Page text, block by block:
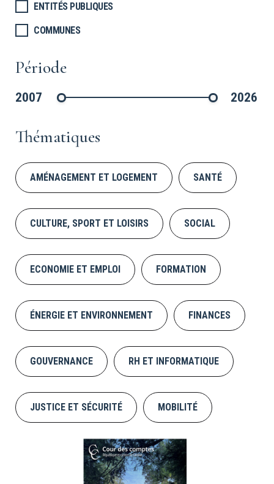
ENTITÉS PUBLIQUES
COMMUNES
Période
2007 2026
Thématiques
AMÉNAGEMENT ET LOGEMENT SANTÉ
CULTURE, SPORT ET LOISIRS SOCIAL
ECONOMIE ET EMPLOI FORMATION
ÉNERGIE ET ENVIRONNEMENT FINANCES
GOUVERNANCE RH ET INFORMATIQUE
JUSTICE ET SÉCURITÉ MOBILITÉ